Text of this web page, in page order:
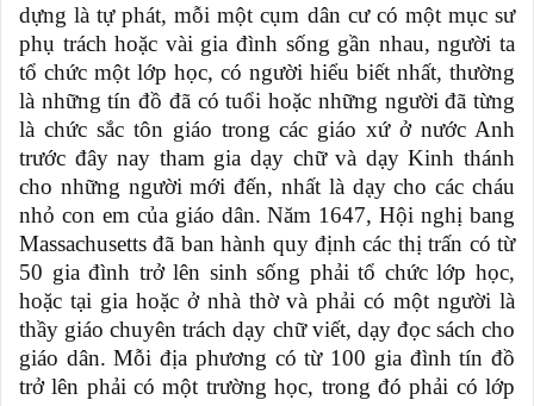
dựng là tự phát, mỗi một cụm dân cư có một mục sư
phụ trách hoặc vài gia đình sống gần nhau, người ta
tổ chức một lớp học, có người hiểu biết nhất, thường
là những tín đồ đã có tuổi hoặc những người đã từng
là chức sắc tôn giáo trong các giáo xứ ở nước Anh
trước đây nay tham gia dạy chữ và dạy Kinh thánh
cho những người mới đến, nhất là dạy cho các cháu
nhỏ con em của giáo dân. Năm 1647, Hội nghị bang
Massachusetts đã ban hành quy định các thị trấn có từ
50 gia đình trở lên sinh sống phải tổ chức lớp học,
hoặc tại gia hoặc ở nhà thờ và phải có một người là
thầy giáo chuyên trách dạy chữ viết, dạy đọc sách cho
giáo dân. Mỗi địa phương có từ 100 gia đình tín đồ
trở lên phải có một trường học, trong đó phải có lớp